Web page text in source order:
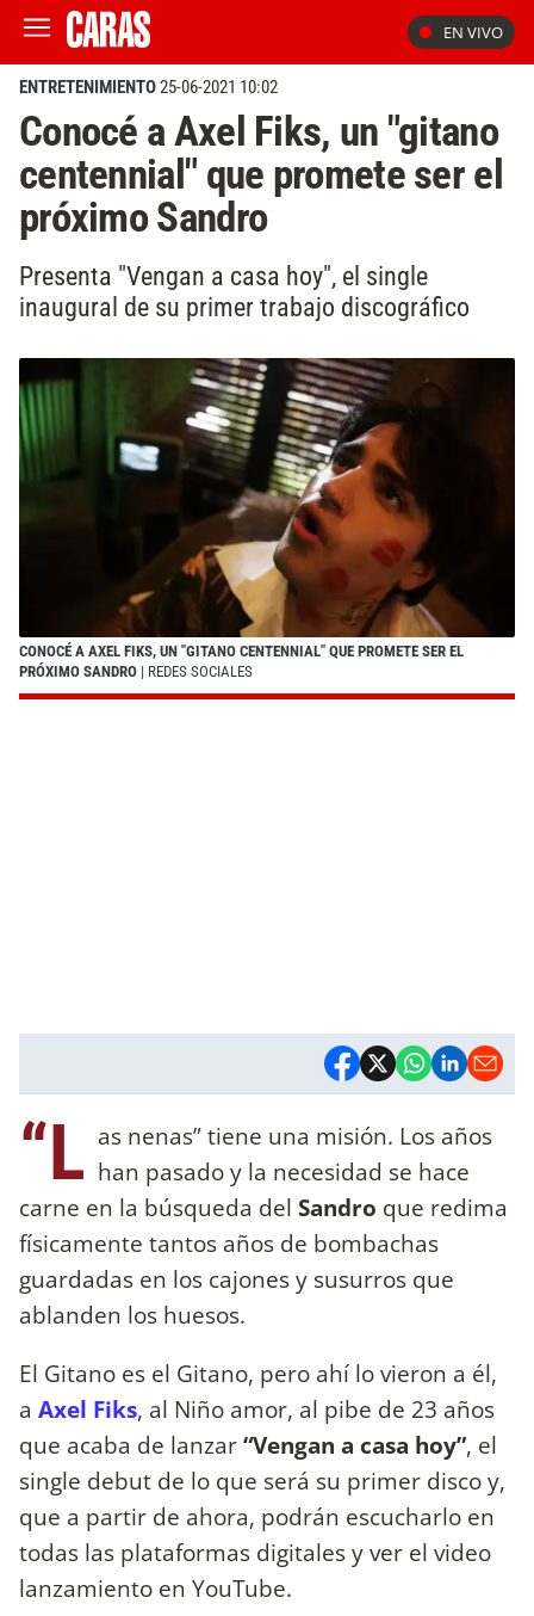
EN VIVO
ENTRETENIMIENTO25-06-2021 10:02
Conocé a Axel Fiks, un "gitano
centennial" que promete ser el
próximo Sandro
Presenta "Vengan a casa hoy", el single
inaugural de su primer trabajo discográfico
CONOCÉ A AXEL FIKS, UN "GITANO CENTENNIAL" QUE PROMETE SER EL
PRÓXIMO SANDRO | REDES SOCIALES
“L as nenas” tiene una misión. Los años
han pasado y la necesidad se hace
carne en la búsqueda del Sandro que redima
físicamente tantos años de bombachas
guardadas en los cajones y susurros que
ablanden los huesos.
El Gitano es el Gitano, pero ahí lo vieron a él,
a Axel Fiks, al Niño amor, al pibe de 23 años
que acaba de lanzar“Vengan a casa hoy”, el
single debut de lo que será su primer disco y,
que a partir de ahora, podrán escucharlo en
todas las plataformas digitales y ver el video
lanzamiento en YouTube.